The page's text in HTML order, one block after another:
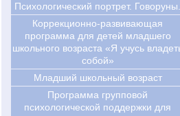
Психологический портрет. Говоруны.
Коррекционно-развивающая
программа для детей младшего
школьного возраста «Я учусь
собой»
Младший школьный возраст
Программа групповой
психологической поддержки для